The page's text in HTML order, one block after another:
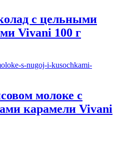
с цельными
Vivani 100 г
молоке с
карамели Vivani